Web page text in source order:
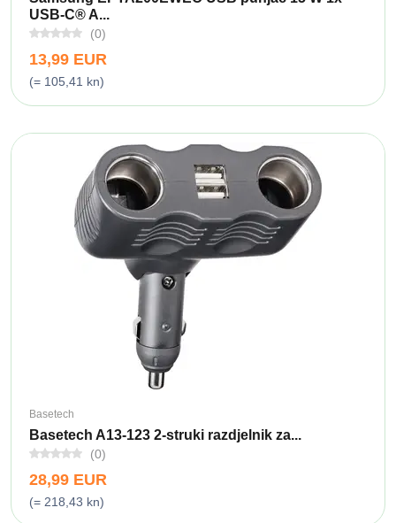
USB-C® A...
(0)
13,99 EUR
(= 105,41 kn)
Basetech
Basetech A13-123 2-struki razdjelnik za...
(0)
28,99 EUR
(= 218,43 kn)